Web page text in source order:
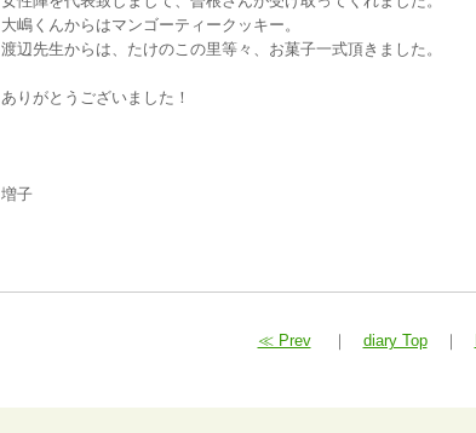
大嶋くんからはマンゴーティークッキー。
渡辺先生からは、たけのこの里等々、お菓子一式頂きました。
ありがとうございました！
増子
≪ Prev｜ diary Top｜